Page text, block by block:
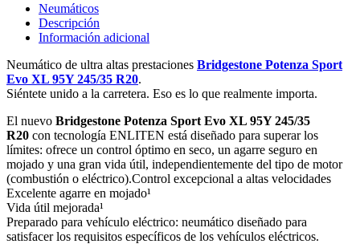
Neumáticos
Descripción
Información adicional
Neumático de ultra altas prestaciones Bridgestone Potenza Sport
Evo XL 95Y 245/35 R20.
Siéntete unido a la carretera. Eso es lo que realmente importa.
El nuevo Bridgestone Potenza Sport Evo XL 95Y 245/35
R20 con tecnología ENLITEN está diseñado para superar los
límites: ofrece un control óptimo en seco, un agarre seguro en
mojado y una gran vida útil, independientemente del tipo de motor
(combustión o eléctrico).Control excepcional a altas velocidades
Excelente agarre en mojado¹
Vida útil mejorada¹
Preparado para vehículo eléctrico: neumático diseñado para
satisfacer los requisitos específicos de los vehículos eléctricos.